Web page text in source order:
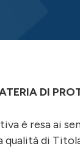
DI
è resa ai
qualità di